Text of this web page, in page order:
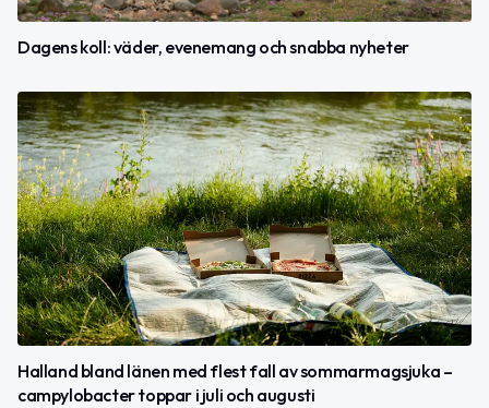
Dagens koll: väder, evenemang och snabba nyheter
Halland bland länen med flest fall av sommarmagsjuka –
campylobacter toppar i juli och augusti